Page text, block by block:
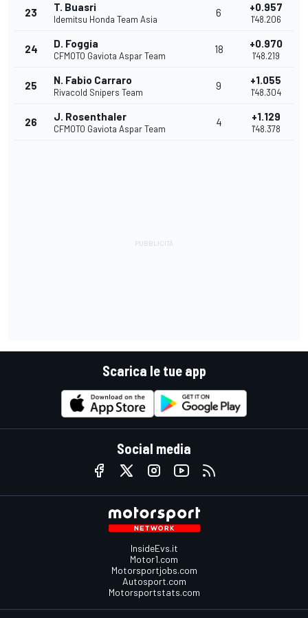
23 T. Buasri
Idemitsu Honda Team Asia
6 +0.957
1'48.206
24 D. Foggia
CFMOTO Gaviota Aspar Team
18 +0.970
1'48.219
25 N. Fabio Carraro
Rivacold Snipers Team
9 +1.055
1'48.304
26 J. Rosenthaler
CFMOTO Gaviota Aspar Team
4 +1.129
1'48.378
Scarica le tue app
Social media
InsideEvs.it
Motor1.com
Motorsportjobs.com
Autosport.com
Motorsportstats.com